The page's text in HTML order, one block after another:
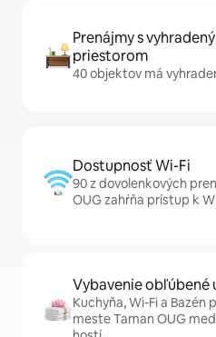
Prenájmy s
priestorom
40 objektov má
Dostupnosť Wi-Fi
90 z dovolenkových
OUG zahŕňa prístup k
Vybavenie obľúbené
Kuchyňa, Wi-Fi a Bazén
meste Taman OUG